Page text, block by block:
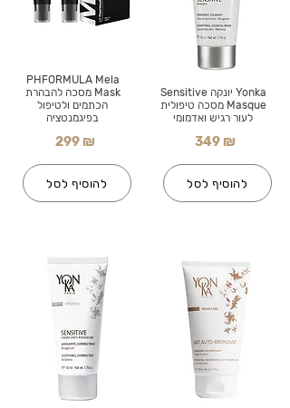
PHFORMULA Mela
Mask מסכה להבהרת
הכתמים ולטיפול
בפיגמנטציה
299 ₪
להוסיף לסל
Yonka יונקה Sensitive
Masque מסכה טיפולית
לעור רגיש ואדמומי
349 ₪
להוסיף לסל